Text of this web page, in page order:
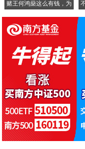
赌王何鸿燊这么有钱，为